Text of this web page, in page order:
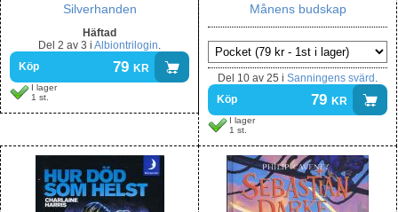
Silverhanden
Häftad
Del 2 av 3 i Albiontrilogin.
Köp
79 kr
I lager
1 st.
Månens budskap
Del 10 av 25 i Sanningens svärd.
Köp
79 kr
I lager
1 st.